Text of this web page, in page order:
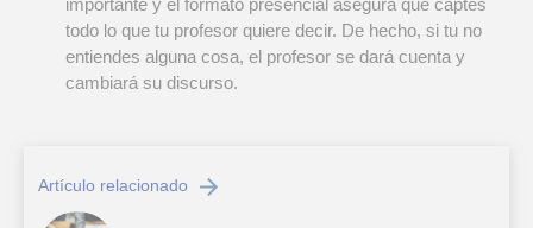
importante y el formato presencial asegura que captes
todo lo que tu profesor quiere decir. De hecho, si tu no
entiendes alguna cosa, el profesor se dará cuenta y
cambiará su discurso.
Artículo relacionado